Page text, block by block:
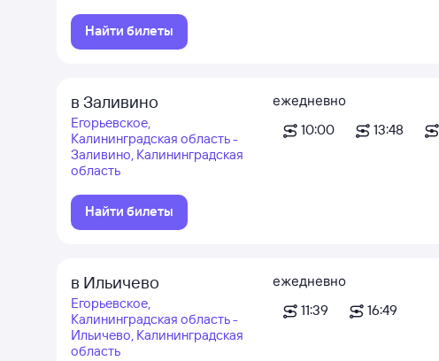
Найти билеты
в Заливино
Егорьевское,
Калининградская область -
Заливино, Калининградская
область
Найти билеты
ежедневно
10:00
13:48
в Ильичево
Егорьевское,
Калининградская область -
Ильичево, Калининградская
область
ежедневно
11:39
16:49